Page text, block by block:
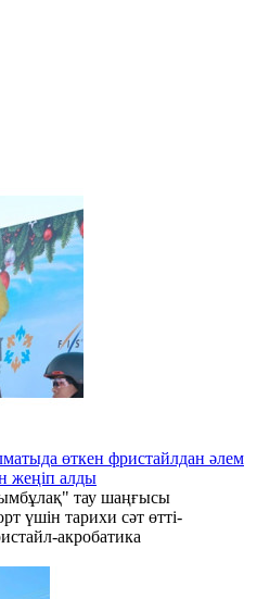
өткен фристайлдан әлем
жеңіп алды
тау шаңғысы
үшін тарихи сәт өтті-
акробатика